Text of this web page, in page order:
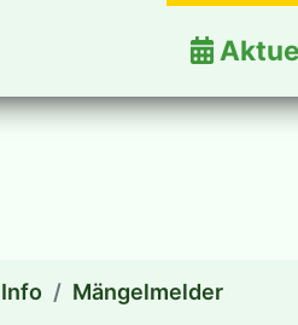
Mängelmelder